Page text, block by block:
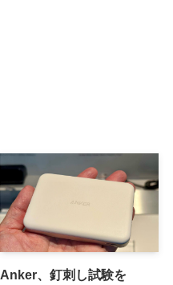
Anker、釘刺し試験を